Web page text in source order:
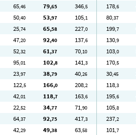
65,46 79,65 346,5 178,6
50,40 53,97 105,1 80,37
25,74 65,58 227,0 199,7
47,20 92,40 137,6 130,9
52,32 61,37 70,10 103,0
95,01 102,8 141,3 170,5
23,97 38,79 40,26 30,45
122,5 166,0 208,2 118,3
42,01 118,7 163,6 195,6
22,52 34,77 71,90 105,8
64,37 92,75 417,3 237,2
42,29 49,38 63,58 101,7